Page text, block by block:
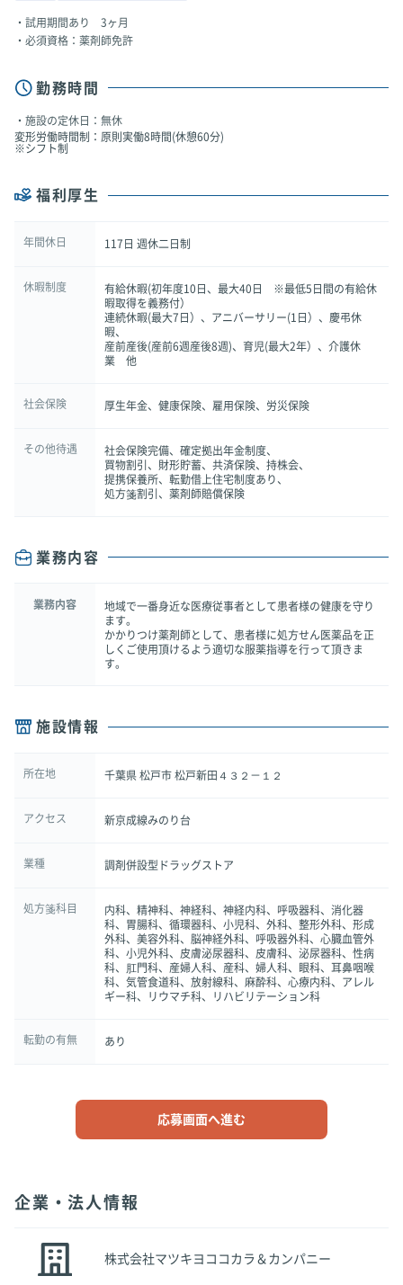
試用期間あり 3ヶ月
必須資格：薬剤師免許
勤務時間
施設の定休日：無休
変形労働時間制：原則実働8時間(休憩60分)
※シフト制
福利厚生
年間休日 117日 週休二日制
休暇制度
有給休暇(初年度10日、最大40日 ※最低5日間の有給休
暇取得を義務付）
連続休暇(最大7日）、アニバーサリー(1日）、慶弔休
暇、
産前産後(産前6週産後8週)、育児(最大2年）、介護休
業 他
社会保険 厚生年金、健康保険、雇用保険、労災保険
その他待遇
社会保険完備、確定拠出年金制度、
買物割引、財形貯蓄、共済保険、持株会、
提携保養所、転勤借上住宅制度あり、
処方箋割引、薬剤師賠償保険
業務内容
業務内容
地域で一番身近な医療従事者として患者様の健康を守り
ます。
かかりつけ薬剤師として、患者様に処方せん医薬品を正
しくご使用頂けるよう適切な服薬指導を行って頂きま
す。
施設情報
所在地 千葉県 松戸市 松戸新田４３２－１２
アクセス 新京成線みのり台
業種 調剤併設型ドラッグストア
処方箋科目
内科、精神科、神経科、神経内科、呼吸器科、消化器
科、胃腸科、循環器科、小児科、外科、整形外科、形成
外科、美容外科、脳神経外科、呼吸器外科、心臓血管外
科、小児外科、皮膚泌尿器科、皮膚科、泌尿器科、性病
科、肛門科、産婦人科、産科、婦人科、眼科、耳鼻咽喉
科、気管食道科、放射線科、麻酔科、心療内科、アレル
ギー科、リウマチ科、リハビリテーション科
転勤の有無 あり
応募画面へ進む
企業・法人情報
株式会社マツキヨココカラ＆カンパニー